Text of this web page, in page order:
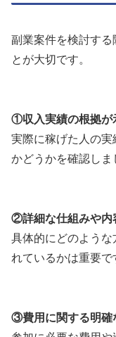
副業案件を検討する
とが大切です。
①収入実績の根拠が
実際に稼げた人の
かどうかを確認しま
②詳細な仕組みや内
具体的にどのような
れているかは重要で
③費用に関する明確